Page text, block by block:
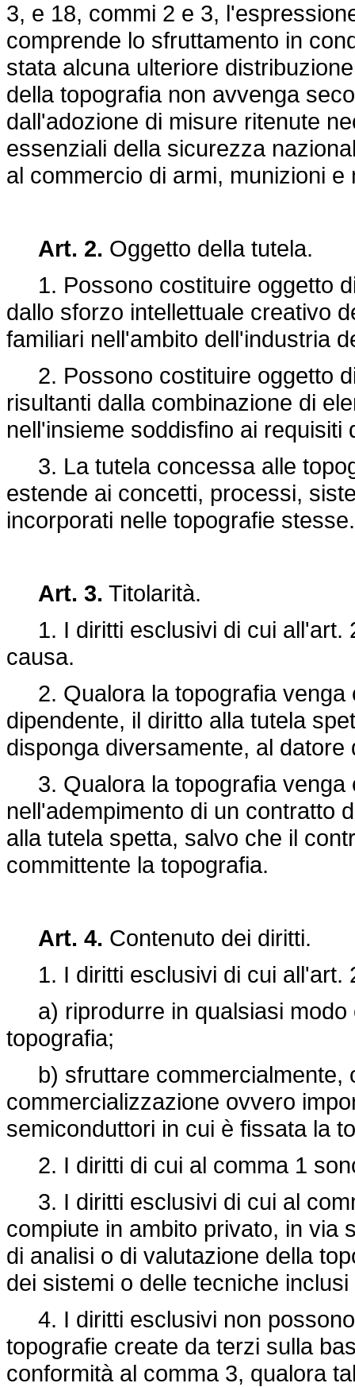
3, e 18, commi 2 e 3,
comprende lo sfruttamento in
stata alcuna ulteriore
della topografia non avvenga
dall'adozione di misure ritenute
essenziali della sicurezza
al commercio di armi, munizioni e
Art. 2. Oggetto della tutela.
1. Possono costituire oggetto
dallo sforzo intellettuale creativo
familiari nell'ambito dell'industria
2. Possono costituire oggetto
risultanti dalla combinazione di
nell'insieme soddisfino ai requisiti
3. La tutela concessa alle
estende ai concetti, processi,
incorporati nelle topografie stesse.
Art. 3. Titolarità.
1. I diritti esclusivi di cui all'art.
causa.
2. Qualora la topografia venga
dipendente, il diritto alla tutela
disponga diversamente, al datore
3. Qualora la topografia venga
nell'adempimento di un contratto
alla tutela spetta, salvo che il
committente la topografia.
Art. 4. Contenuto dei diritti.
1. I diritti esclusivi di cui all'art.
a) riprodurre in qualsiasi modo
topografia;
b) sfruttare commercialmente,
commercializzazione ovvero
semiconduttori in cui è fissata la
2. I diritti di cui al comma 1
3. I diritti esclusivi di cui al
compiute in ambito privato, in via
di analisi o di valutazione della
dei sistemi o delle tecniche
4. I diritti esclusivi non
topografie create da terzi sulla
conformità al comma 3, qualora